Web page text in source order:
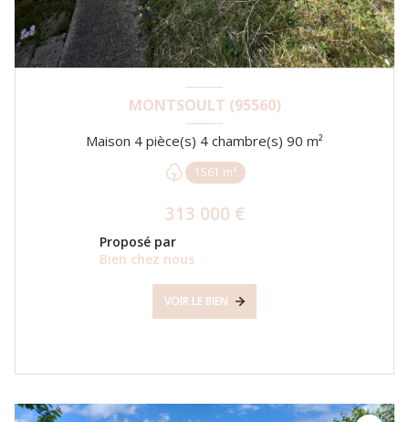
MONTSOULT (95560)
Maison 4 pièce(s) 4 chambre(s) 90 m²
1561 m²
313 000 €
Proposé par
Bien chez nous
VOIR LE BIEN